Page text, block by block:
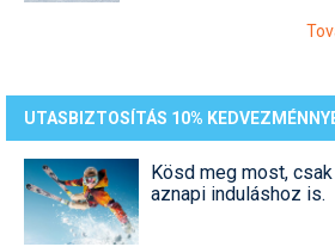
UTASBIZTOSÍTÁS 10%
Kösd meg most,
aznapi induláshoz is.